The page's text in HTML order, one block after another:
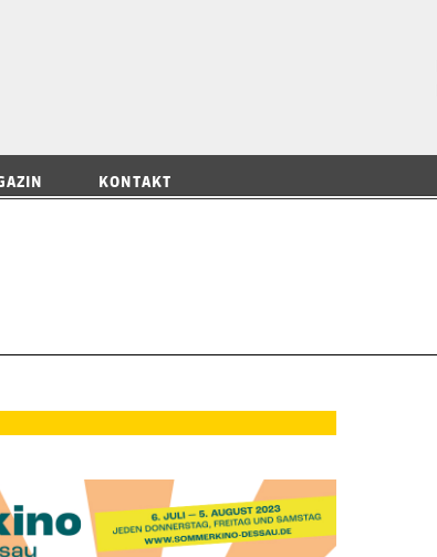
KONTAKT